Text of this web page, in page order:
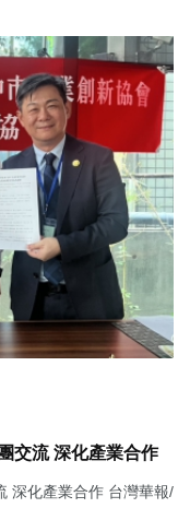
交流 深化產業合作
深化產業合作 台灣華報/